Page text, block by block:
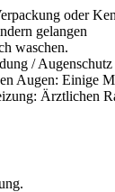
oder
gelangen
waschen.
/
Augen: Einige
Ärztlichen